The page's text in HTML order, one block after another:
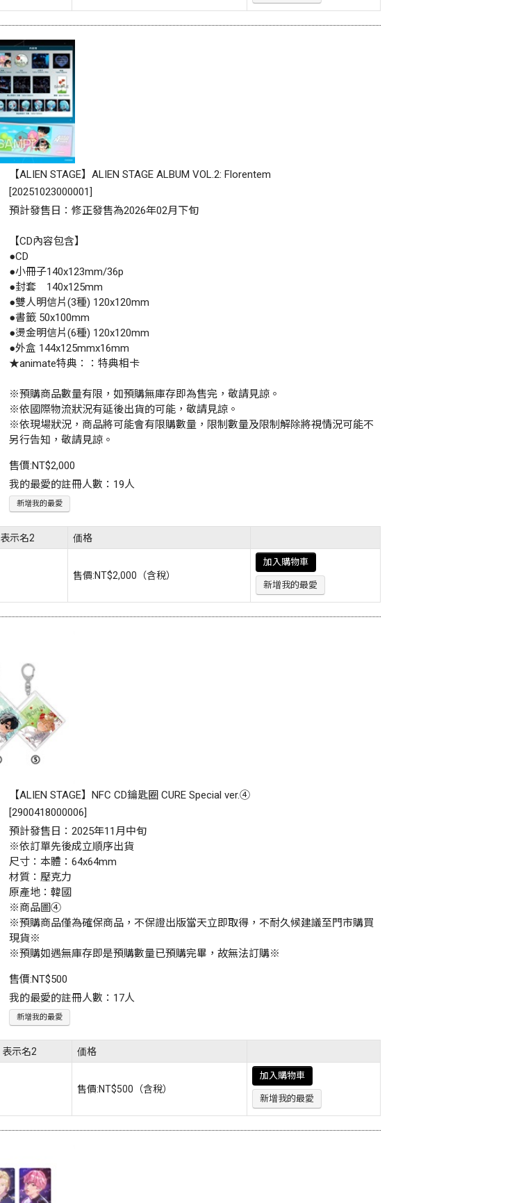
【ALIEN STAGE】ALIEN STAGE ALBUM VOL.2: Florentem
[20251023000001]
預計發售日：修正發售為2026年02月下旬
【CD內容包含】
●CD
●小冊子140x123mm/36p
●封套 140x125mm
●雙人明信片(3種) 120x120mm
●書籤 50x100mm
●燙金明信片(6種) 120x120mm
●外盒 144x125mmx16mm
★animate特典：：特典相卡
※預購商品數量有限，如預購無庫存即為售完，敬請見諒。
※依國際物流狀況有延後出貨的可能，敬請見諒。
※依現場狀況，商品將可能會有限購數量，限制數量及限制解除將視情況可能不
另行告知，敬請見諒。
售價:NT$2,000
我的最愛的註冊人數：19人
新增我的最愛
表示名2 価格
售價:NT$2,000 （含稅）
加入購物車
新增我的最愛
【ALIEN STAGE】NFC CD鑰匙圈 CURE Special ver.④
[2900418000006]
預計發售日：2025年11月中旬
※依訂單先後成立順序出貨
尺寸：本體：64x64mm
材質：壓克力
原產地：韓國
※商品圖④
※預購商品僅為確保商品，不保證出版當天立即取得，不耐久候建議至門市購買
現貨※
※預購如遇無庫存即是預購數量已預購完畢，故無法訂購※
售價:NT$500
我的最愛的註冊人數：17人
新增我的最愛
表示名2 価格
售價:NT$500 （含稅）
加入購物車
新增我的最愛